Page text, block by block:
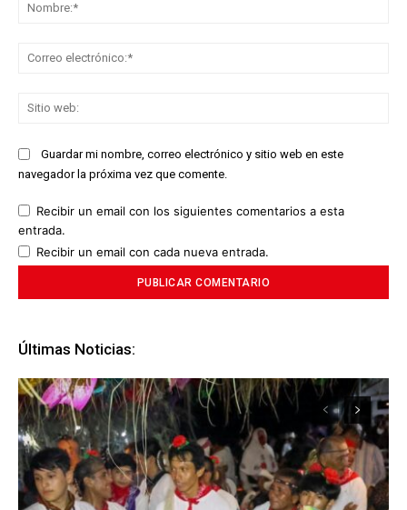
Guardar mi nombre, correo electrónico y sitio web en este
navegador la próxima vez que comente.
Recibir un email con los siguientes comentarios a esta
entrada.
Recibir un email con cada nueva entrada.
Últimas Noticias: